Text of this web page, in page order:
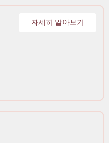
자세히 알아보기